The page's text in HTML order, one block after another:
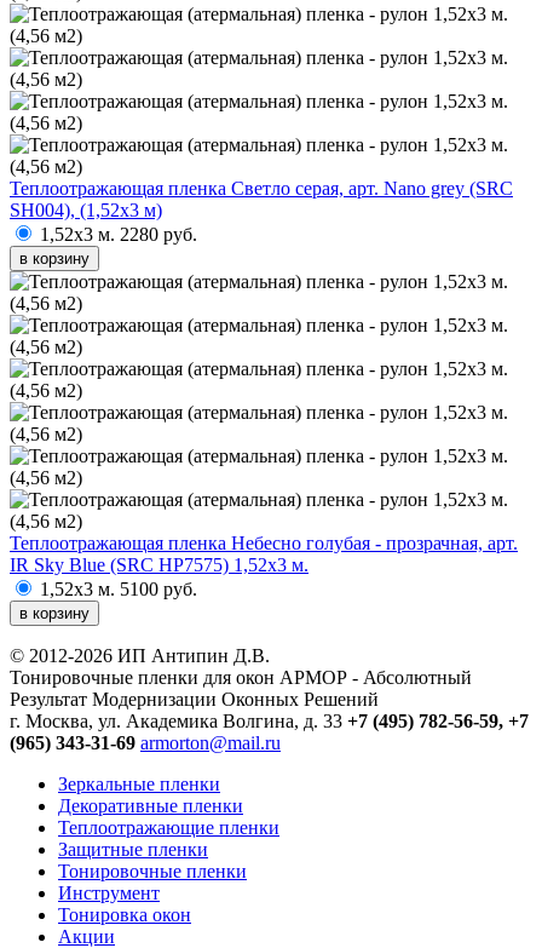
Теплоотражающая пленка Светло серая, арт. Nano grey (SRC
SH004), (1,52х3 м)
1,52х3 м. 2280 руб.
в корзину
Теплоотражающая пленка Небесно голубая - прозрачная, арт.
IR Sky Blue (SRC HP7575) 1,52х3 м.
1,52х3 м. 5100 руб.
в корзину
© 2012-2026 ИП Антипин Д.В.
Тонировочные пленки для окон АРМОР - Абсолютный
Результат Модернизации Оконных Решений
г. Москва, ул. Академика Волгина, д. 33 +7 (495) 782-56-59, +7
(965) 343-31-69 armorton@mail.ru
Зеркальные пленки
Декоративные пленки
Теплоотражающие пленки
Защитные пленки
Тонировочные пленки
Инструмент
Тонировка окон
Акции